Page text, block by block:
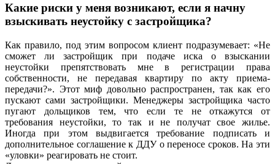
Какие риски у меня возникают, если я начну
взыскивать неустойку с застройщика?
Как правило, под этим вопросом клиент подразумевает: «Не
сможет ли застройщик при подаче иска о взыскании
неустойки препятствовать мне в регистрации права
собственности, не передавая квартиру по акту приема-
передачи?». Этот миф довольно распространен, так как его
пускают сами застройщики. Менеджеры застройщика часто
пугают дольщиков тем, что если те не откажутся от
требования неустойки, то так и не получат свое жилье.
Иногда при этом выдвигается требование подписать и
дополнительное соглашение к ДДУ о переносе сроков. На эти
«уловки» реагировать не стоит.